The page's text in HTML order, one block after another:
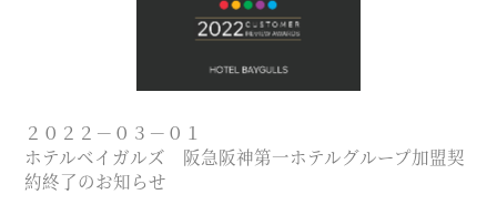
２０２２－０３－０１
ホテルベイガルズ 阪急阪神第一ホテルグループ加盟契
約終了のお知らせ